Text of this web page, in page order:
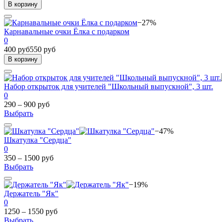
В корзину
−27%
Карнавальные очки Ёлка с подарком
0
400 руб550 руб
В корзину
Набор открыток для учителей "Школьный выпускной", 3 шт.
0
290 – 900 руб
Выбрать
−47%
Шкатулка "Сердца"
0
350 – 1500 руб
Выбрать
−19%
Держатель "Як"
0
1250 – 1550 руб